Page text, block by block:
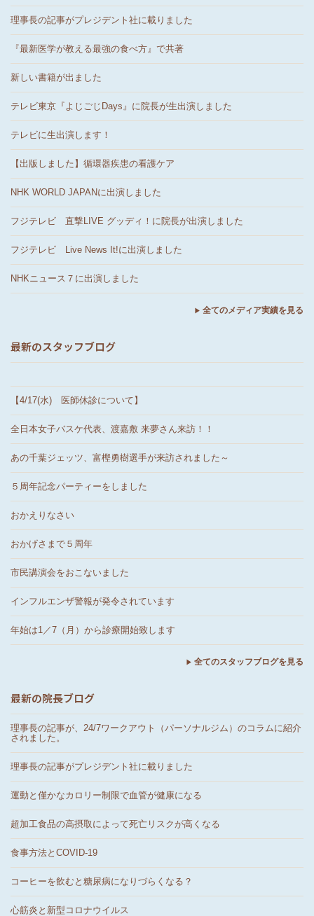
理事長の記事がプレジデント社に載りました
『最新医学が教える最強の食べ方』で共著
新しい書籍が出ました
テレビ東京『よじごじDays』に院長が生出演しました
テレビに生出演します！
【出版しました】循環器疾患の看護ケア
NHK WORLD JAPANに出演しました
フジテレビ 直撃LIVE グッディ！に院長が出演しました
フジテレビ Live News It!に出演しました
NHKニュース７に出演しました
全てのメディア実績を見る
最新のスタッフブログ
【4/17(水) 医師休診について】
全日本女子バスケ代表、渡嘉敷 来夢さん来訪！！
あの千葉ジェッツ、富樫勇樹選手が来訪されました～
５周年記念パーティーをしました
おかえりなさい
おかげさまで５周年
市民講演会をおこないました
インフルエンザ警報が発令されています
年始は1／7（月）から診療開始致します
全てのスタッフブログを見る
最新の院長ブログ
理事長の記事が、24/7ワークアウト（パーソナルジム）のコラムに紹介
されました。
理事長の記事がプレジデント社に載りました
運動と僅かなカロリー制限で血管が健康になる
超加工食品の高摂取によって死亡リスクが高くなる
食事方法とCOVID-19
コーヒーを飲むと糖尿病になりづらくなる？
心筋炎と新型コロナウイルス